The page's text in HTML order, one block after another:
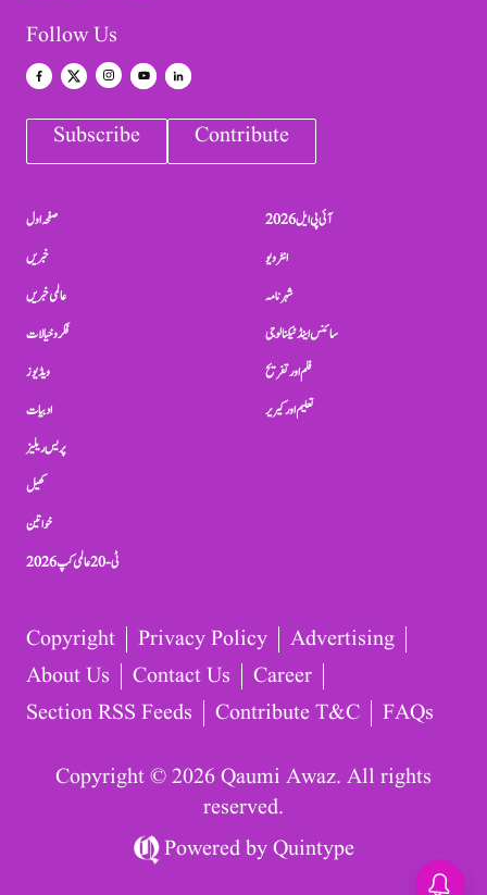
Follow Us
Subscribe Contribute
صفحہ اول
خبریں
عالمی خبریں
فکر و خیالات
ویڈیوز
ادبیات
پریس ریلیز
کھیل
خواتین
ٹی-20 عالمی کپ 2026
آئی پی ایل 2026
انٹرویو
شہرنامہ
سائنس اینڈ ٹیکنالوجی
فلم اور تفریح
تعلیم اور کیریر
Copyright Privacy Policy
Advertising
About Us
Contact Us
Career
Section RSS Feeds
Contribute T&C FAQs
Copyright © 2026 Qaumi Awaz. All rights
reserved.
Powered byQuintype